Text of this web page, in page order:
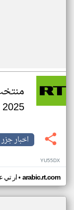
2025 من دور المجموعات
اخبار جزر
YU55DX
ار تي• arabic.rt.com